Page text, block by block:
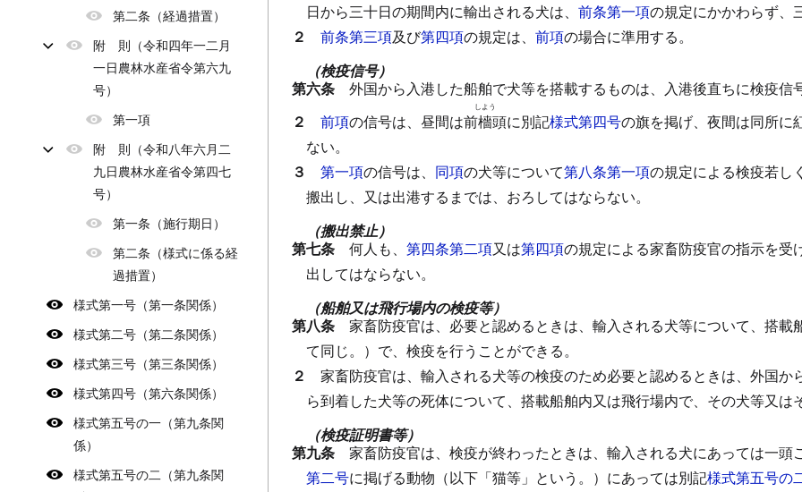
第二条（経過措置）
附 則（令和四年一二月
一日農林水産省令第六九
号）
第一項
附 則（令和八年六月二
九日農林水産省令第四七
号）
第一条（施行期日）
第二条（様式に係る経
過措置）
様式第一号（第一条関係）
様式第二号（第二条関係）
様式第三号（第三条関係）
様式第四号（第六条関係）
様式第五号の一（第九条関
係）
様式第五号の二（第九条関
日から三十日の期間内に輸出される犬は、 前条第一項の規定にかかわらず、
２ 前条第三項及び第四項の規定は、 前項の場合に準用する。
（検疫信号）
第六条 外国から入港した船舶で犬等を搭載するものは、入港後直ちに検疫信
２ 前項の信号は、昼間は前檣
しよう
頭に別記様式第四号の旗を掲げ、夜間は同所に
ない。
３ 第一項の信号は、 同項の犬等について第八条第一項の規定による検疫若し
搬出し、又は出港するまでは、おろしてはならない。
（搬出禁止）
第七条 何人も、 第四条第二項又は第四項の規定による家畜防疫官の指示を受
出してはならない。
（船舶又は飛行場内の検疫等）
第八条 家畜防疫官は、必要と認めるときは、輸入される犬等について、搭
て同じ。）で、検疫を行うことができる。
２ 家畜防疫官は、輸入される犬等の検疫のため必要と認めるときは、外国
ら到着した犬等の死体について、搭載船舶内又は飛行場内で、その犬等又
（検疫証明書等）
第九条 家畜防疫官は、検疫が終わったときは、輸入される犬にあっては一頭
第二号に掲げる動物（以下「猫等」という。）にあっては別記様式第五号の